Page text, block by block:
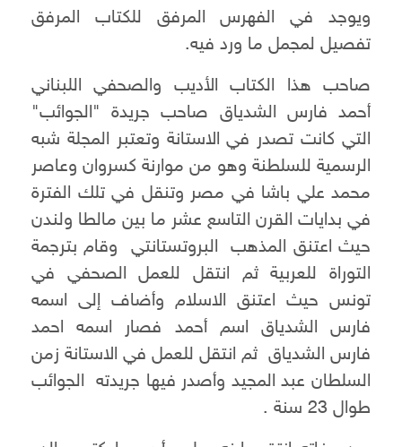
ويوجد في الفهرس المرفق للكتاب المرفق
تفصيل لمجمل ما ورد فيه.
صاحب هذا الكتاب الأديب والصحفي اللبناني
أحمد فارس الشدياق صاحب جريدة "الجوائب"
التي كانت تصدر في الاستانة وتعتبر المجلة شبه
الرسمية للسلطنة وهو من موارنة كسروان وعاصر
محمد علي باشا في مصر وتنقل في تلك الفترة
في بدايات القرن التاسع عشر ما بين مالطا ولندن
حيث اعتنق المذهب البروتستانتي وقام بترجمة
التوراة للعربية ثم انتقل للعمل الصحفي في
تونس حيث اعتنق الاسلام وأضاف إلى اسمه
فارس الشدياق اسم أحمد فصار اسمه احمد
فارس الشدياق ثم انتقل للعمل في الاستانة زمن
السلطان عبد المجيد وأصدر فيها جريدته الجوائب
طوال 23 سنة .